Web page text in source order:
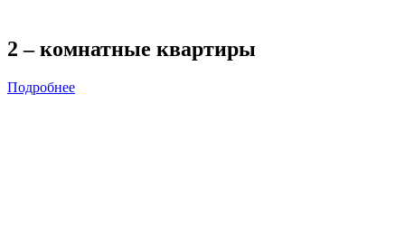
2 – комнатные квартиры
Подробнее